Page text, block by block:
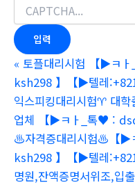
« 토플대리시험 【▶ㅋ
ksh298 】【▶텔레
익스피킹대리시험♈ 대
업체 【▶ㅋㅏ_톡♥ :
♨️자격증대리시험♨️【
ksh298 】【▶텔레
명원,잔액증명서위조,입